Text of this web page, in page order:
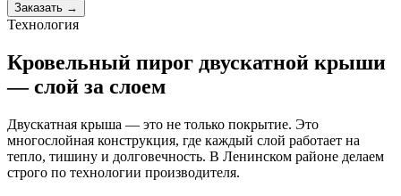
Заказать →
Технология
Кровельный пирог двускатной крыши
— слой за слоем
Двускатная крыша — это не только покрытие. Это
многослойная конструкция, где каждый слой работает на
тепло, тишину и долговечность. В Ленинском районе делаем
строго по технологии производителя.